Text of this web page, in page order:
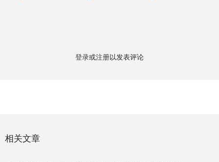
登录或注册以发表评论
相关文章